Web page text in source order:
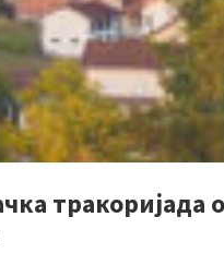
тракоријада